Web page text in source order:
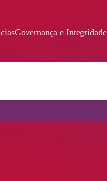
Governança e Integridade